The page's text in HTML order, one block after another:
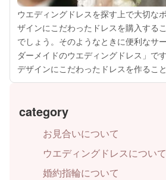
ウエディングドレスを探す上で大切な
ザインにこだわったドレスを購入する
でしょう。そのようなときに便利なサ
ダーメイドのウエディングドレス」で
デザインにこだわったドレスを作るこ
ライダル」では、幅広いサービスを利
category
お見合いについて
ウエディングドレスについて
婚約指輪について